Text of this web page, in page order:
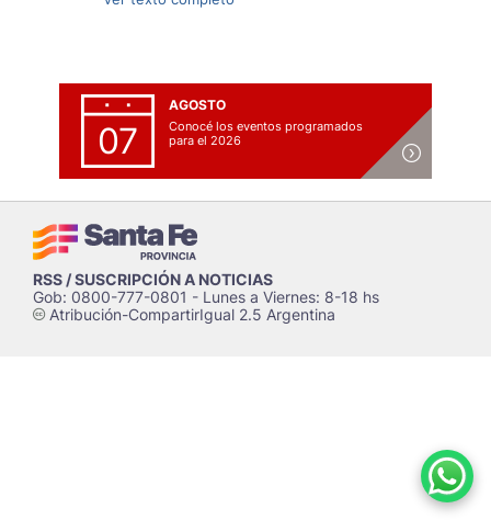
07
AGOSTO
Conocé los eventos programados
para el 2026
RSS / SUSCRIPCIÓN A NOTICIAS
Gob: 0800-777-0801 - Lunes a Viernes: 8-18 hs
cAtribución-CompartirIgual 2.5 Argentina